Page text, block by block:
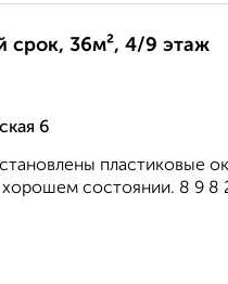
срок, 36м², 4/9 этаж
6
пластиковые
состоянии. 8 9 8